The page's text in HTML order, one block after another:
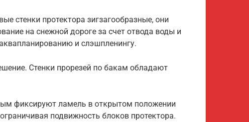
стенки протектора зигзагообразные, они
на снежной дороге за счет отвода воды и
и слэшпленингу.
Стенки прорезей по бакам обладают
фиксируют ламель в открытом положении
подвижность блоков протектора.